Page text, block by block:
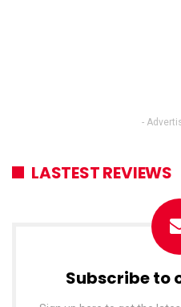
-
LASTEST REVIEWS
Subscribe to